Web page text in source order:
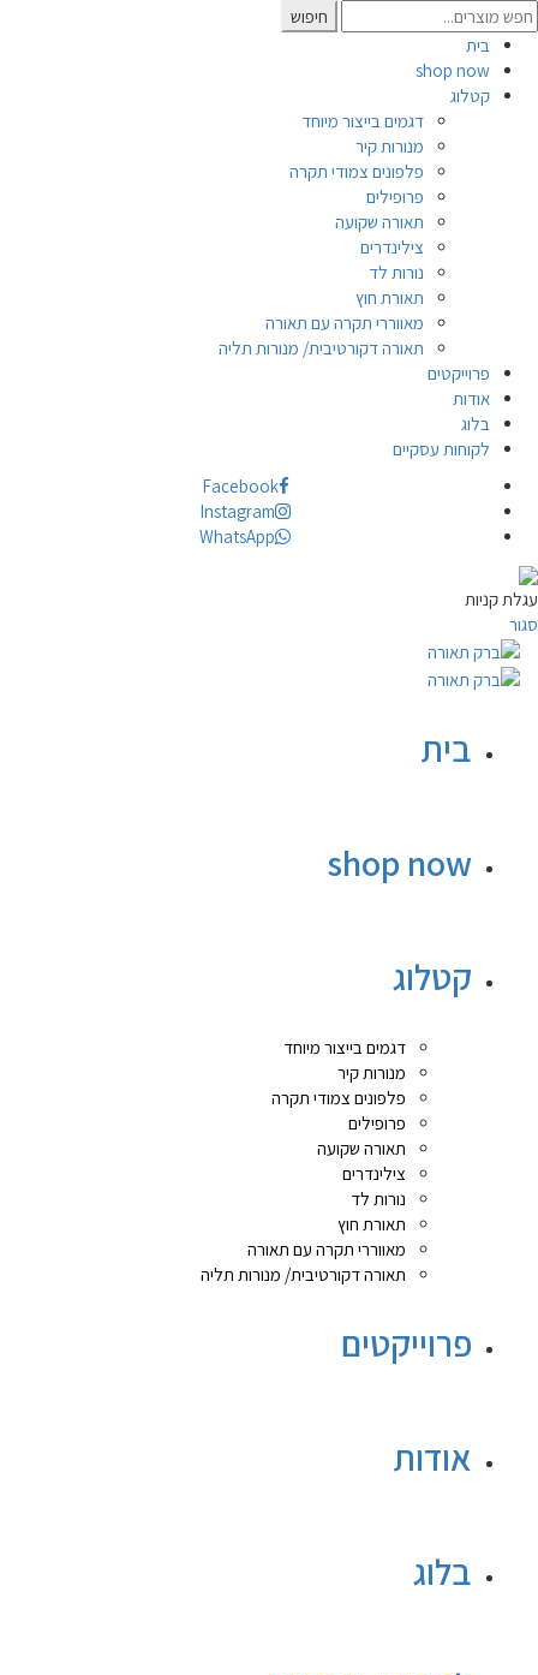
Search
for:
חיפוש
בית
shop now
קטלוג
דגמים בייצור מיוחד
מנורות קיר
פלפונים צמודי תקרה
פרופילים
תאורה שקועה
צילינדרים
נורות לד
תאורת חוץ
מאווררי תקרה עם תאורה
תאורה דקורטיבית/ מנורות תליה
פרוייקטים
אודות
בלוג
לקוחות עסקיים
Facebook
Instagram
WhatsApp
עגלת קניות
סגור
בית
shop now
קטלוג
דגמים בייצור מיוחד
מנורות קיר
פלפונים צמודי תקרה
פרופילים
תאורה שקועה
צילינדרים
נורות לד
תאורת חוץ
מאווררי תקרה עם תאורה
תאורה דקורטיבית/ מנורות תליה
פרוייקטים
אודות
בלוג